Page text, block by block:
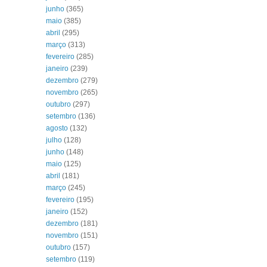
junho (365)
maio (385)
abril (295)
março (313)
fevereiro (285)
janeiro (239)
dezembro (279)
novembro (265)
outubro (297)
setembro (136)
agosto (132)
julho (128)
junho (148)
maio (125)
abril (181)
março (245)
fevereiro (195)
janeiro (152)
dezembro (181)
novembro (151)
outubro (157)
setembro (119)